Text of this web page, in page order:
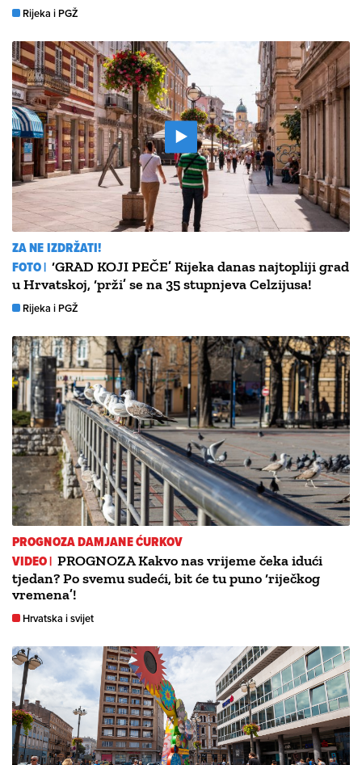
Rijeka i PGŽ
ZA NE IZDRŽATI!
FOTO | ‘GRAD KOJI PEČE’ Rijeka danas najtopliji grad
u Hrvatskoj, ‘prži’ se na 35 stupnjeva Celzijusa!
Rijeka i PGŽ
PROGNOZA DAMJANE ĆURKOV
VIDEO | PROGNOZA Kakvo nas vrijeme čeka idući
tjedan? Po svemu sudeći, bit će tu puno ‘riječkog
vremena’!
Hrvatska i svijet